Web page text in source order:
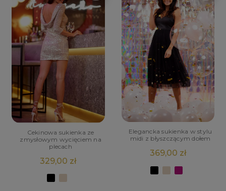
Cekinowa sukienka ze
zmysłowym wycięciem na
plecach
329,00 zł
Elegancka sukienka w stylu
midi z błyszczącym dołem
369,00 zł